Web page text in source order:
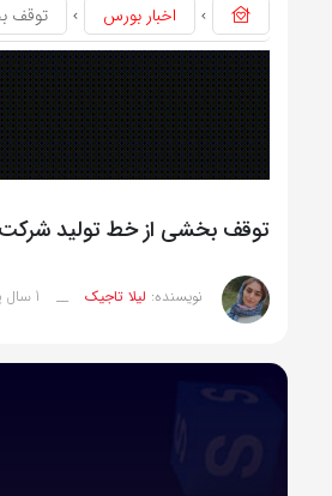
اخبار بورس توقف
توقف بخشی از خط تولید شرکت
نویسنده: لیلا تاجیک __ 1 سال پیش